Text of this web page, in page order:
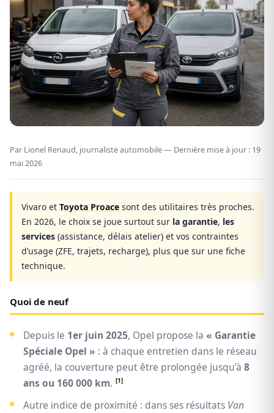
Par Lionel Renaud, journaliste automobile — Dernière mise à jour : 19
mai 2026
Vivaro et Toyota Proace sont des utilitaires très proches.
En 2026, le choix se joue surtout sur la garantie, les
services (assistance, délais atelier) et vos contraintes
d’usage (ZFE, trajets, recharge), plus que sur une fiche
technique.
Quoi de neuf
Depuis le 1er juin 2025, Opel propose la « Garantie
Spéciale Opel » : à chaque entretien dans le réseau
agréé, la couverture peut être prolongée jusqu’à 8
ans ou 160 000 km. [1]
Autre indice de proximité : dans ses résultats Van